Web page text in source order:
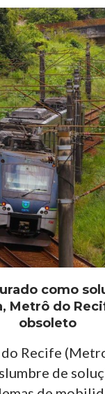
como
Metrô do
obsoleto
Recife
de